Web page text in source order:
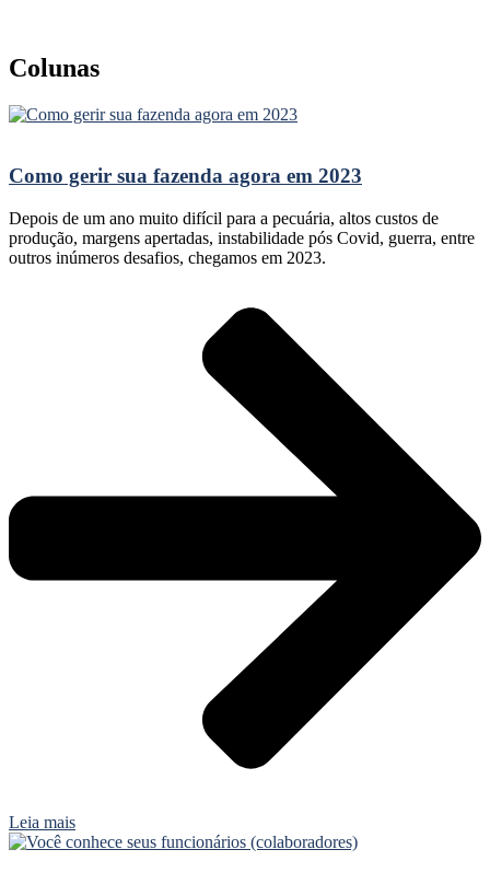
Colunas
Como gerir sua fazenda agora em 2023
Depois de um ano muito difícil para a pecuária, altos custos de
produção, margens apertadas, instabilidade pós Covid, guerra, entre
outros inúmeros desafios, chegamos em 2023.
Leia mais